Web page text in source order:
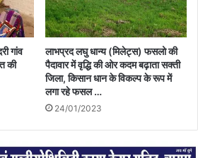
गांव
की
लाभप्रद लघु धान्य (मिलेट्स) फसलो की
पैदावार में वृद्धि की ओर कदम बढ़ाता सक्ती
जिला, किसान धान के विकल्प के रूप में
लगा रहे फसल …
24/01/2023